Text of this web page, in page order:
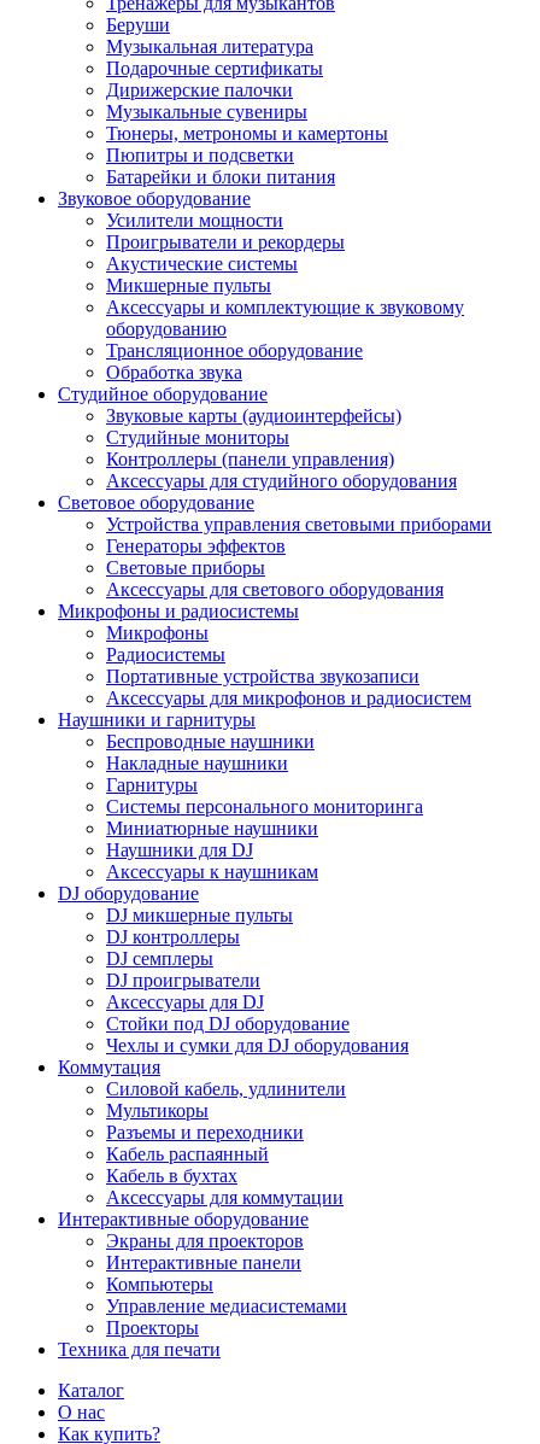
Беруши
Музыкальная литература
Подарочные сертификаты
Дирижерские палочки
Музыкальные сувениры
Тюнеры, метрономы и камертоны
Пюпитры и подсветки
Батарейки и блоки питания
Звуковое оборудование
Усилители мощности
Проигрыватели и рекордеры
Акустические системы
Микшерные пульты
Аксессуары и комплектующие к звуковому
оборудованию
Трансляционное оборудование
Обработка звука
Студийное оборудование
Звуковые карты (аудиоинтерфейсы)
Студийные мониторы
Контроллеры (панели управления)
Аксессуары для студийного оборудования
Световое оборудование
Устройства управления световыми приборами
Генераторы эффектов
Световые приборы
Аксессуары для светового оборудования
Микрофоны и радиосистемы
Микрофоны
Радиосистемы
Портативные устройства звукозаписи
Аксессуары для микрофонов и радиосистем
Наушники и гарнитуры
Беспроводные наушники
Накладные наушники
Гарнитуры
Системы персонального мониторинга
Миниатюрные наушники
Наушники для DJ
Аксессуары к наушникам
DJ оборудование
DJ микшерные пульты
DJ контроллеры
DJ семплеры
DJ проигрыватели
Аксессуары для DJ
Стойки под DJ оборудование
Чехлы и сумки для DJ оборудования
Коммутация
Силовой кабель, удлинители
Мультикоры
Разъемы и переходники
Кабель распаянный
Кабель в бухтах
Аксессуары для коммутации
Интерактивные оборудование
Экраны для проекторов
Интерактивные панели
Компьютеры
Управление медиасистемами
Проекторы
Техника для печати
Каталог
О нас
Как купить?